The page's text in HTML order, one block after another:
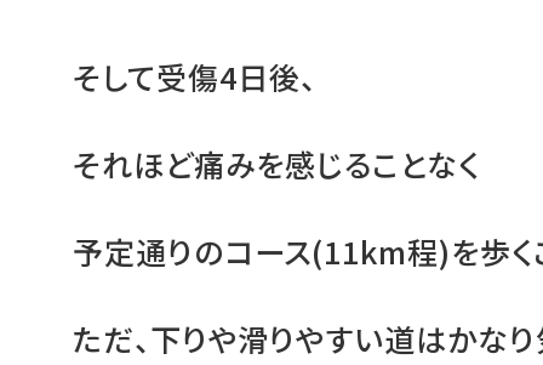
そして受傷4日後、
それほど痛みを感じることなく
予定通りのコース(11km程)を歩く
ただ、下りや滑りやすい道はかな